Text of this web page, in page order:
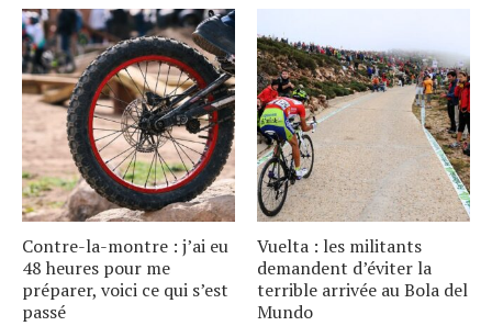
Contre-la-montre : j’ai eu
48 heures pour me
préparer, voici ce qui s’est
passé
Vuelta : les militants
demandent d’éviter la
terrible arrivée au Bola del
Mundo